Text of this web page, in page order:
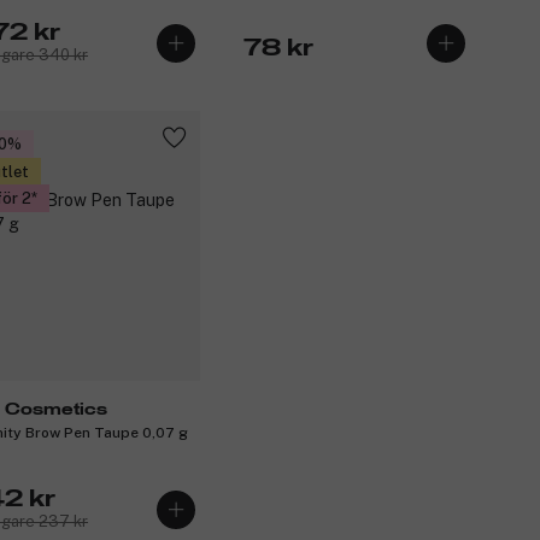
kr
340 kr 78 kr
2
Cosmetics
Brow Pen Taupe 0,07 g
kr
237 kr